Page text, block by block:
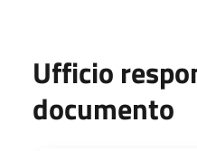
Ufficio
documento